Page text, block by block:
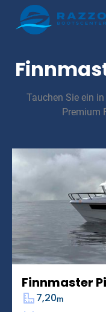
Tauchen Sie ein
Premium
Finnmaster
7,20m